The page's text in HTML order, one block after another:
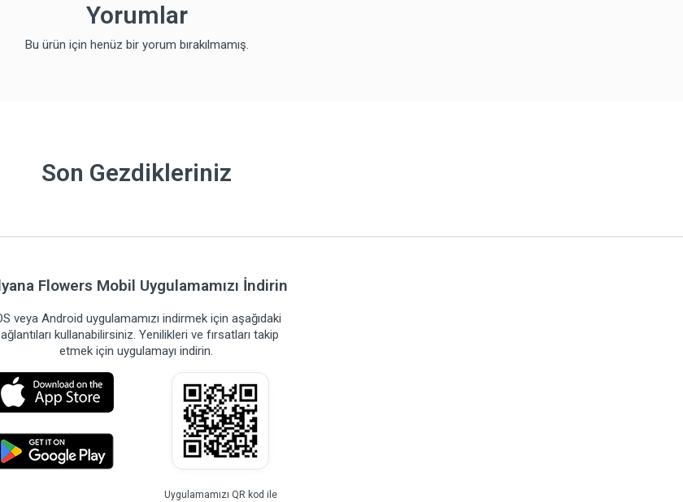
Yorumlar
Bu ürün için henüz bir yorum bırakılmamış.
Son Gezdikleriniz
Flowers Mobil Uygulamamızı İndirin
veya Android uygulamamızı indirmek için aşağıdaki
kullanabilirsiniz. Yenilikleri ve fırsatları takip
etmek için uygulamayı indirin.
Uygulamamızı QR kod ile